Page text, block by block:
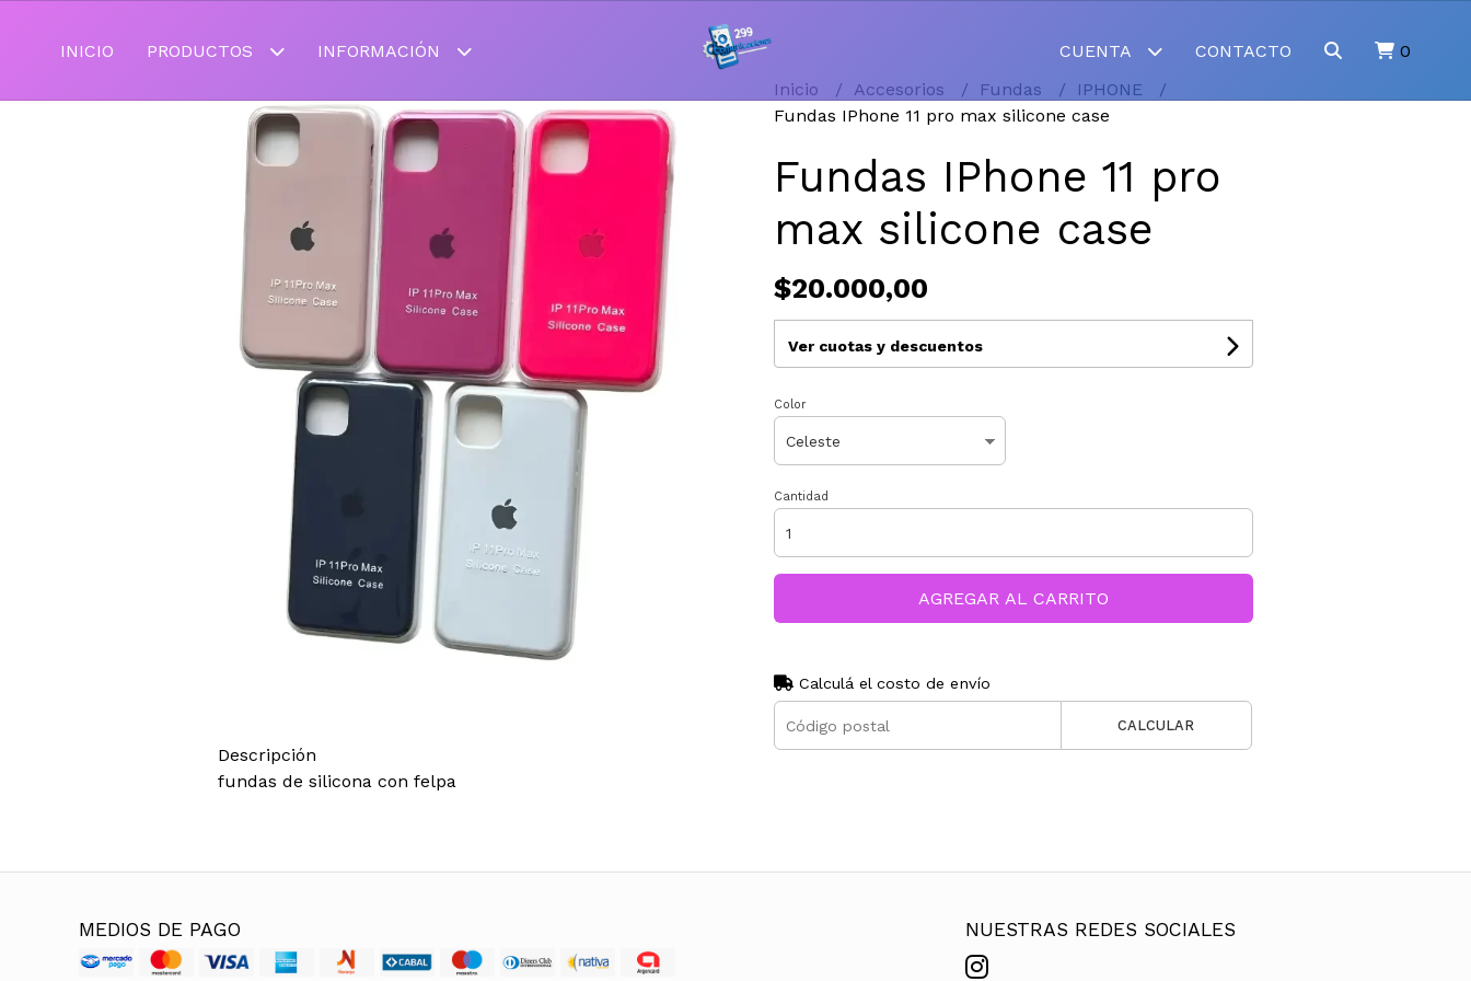
INICIO PRODUCTOS INFORMACIÓN CUENTA CONTACTO 0
Descripción
fundas de silicona con felpa
Inicio Accesorios Fundas
IPHONE
Fundas IPhone 11 pro max silicone case
Fundas IPhone 11 pro
max silicone case
$20.000,00
Ver cuotas y descuentos
Color
Cantidad
AGREGAR AL CARRITO
Calculá el costo de envío
CALCULAR
MEDIOS DE PAGO NUESTRAS REDES SOCIALES